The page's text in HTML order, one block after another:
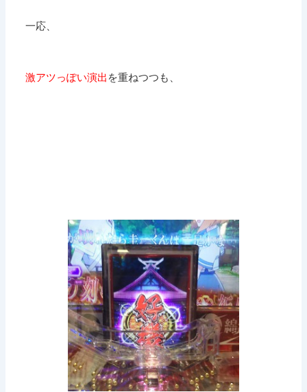
一応、
激アツっぽい演出 を重ねつつも、